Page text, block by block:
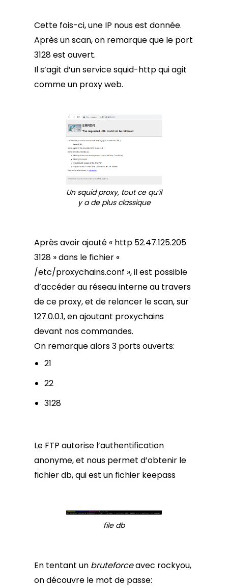
Cette fois-ci, une IP nous est donnée.
Après un scan, on remarque que le port
3128 est ouvert.
Il s’agit d’un service squid-http qui agit
comme un proxy web.
Un squid proxy, tout ce qu’il
y a de plus classique
Après avoir ajouté « http 52.47.125.205
3128 » dans le fichier «
/etc/proxychains.conf », il est possible
d’accéder au réseau interne au travers
de ce proxy, et de relancer le scan, sur
127.0.0.1, en ajoutant proxychains
devant nos commandes.
On remarque alors 3 ports ouverts:
21
22
3128
Le FTP autorise l’authentification
anonyme, et nous permet d’obtenir le
fichier db, qui est un fichier keepass
file db
En tentant un bruteforceavec rockyou,
on découvre le mot de passe: